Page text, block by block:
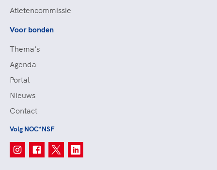
Atletencommissie
Voor bonden
Thema's
Agenda
Portal
Nieuws
Contact
Volg NOC*NSF